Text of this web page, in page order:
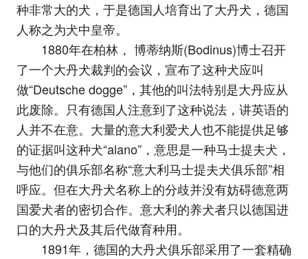
种非常大的犬，于是德国人培育出了大丹犬，德国
人称之为犬中皇帝。
1880年在柏林， 博蒂纳斯(Bodinus)博士召开
了一个大丹犬裁判的会议，宣布了这种犬应叫
做“Deutsche dogge”，其他的叫法特别是大丹应从
此废除。只有德国人注意到了这种说法，讲英语的
人并不在意。大量的意大利爱犬人也不能提供足够
的证据叫这种犬“alano”，意思是一种马士提夫犬，
与他们的俱乐部名称“意大利马士提夫犬俱乐部”相
呼应。但在大丹犬名称上的分歧并没有妨碍德意两
国爱犬者的密切合作。意大利的养犬者只以德国进
口的大丹犬及其后代做育种用。
1891年，德国的大丹犬俱乐部采用了一套精确